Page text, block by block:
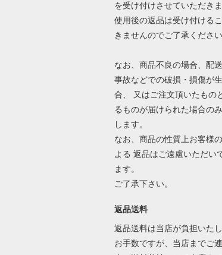
を受け付けさせていただきま
使用後の返品は受け付ける
きませんのでご了承ください
なお、商品不良の場合、配
事故などでの破損・損傷が
合、 又はご注文頂いたもの
るものが届けられた場合の
します。
なお、商品の性質上お客様
よる 返品はご遠慮いただい
ます。
ご了承下さい。
返品送料
返品送料は当店が負担いたし
お手数ですが、当店までご